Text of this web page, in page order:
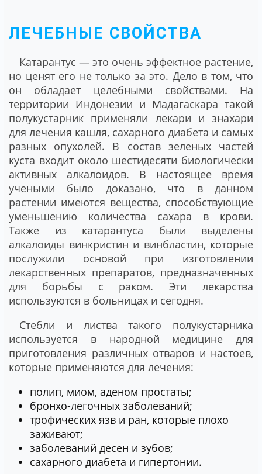
ЛЕЧЕБНЫЕ СВОЙСТВА
Катарантус ― это очень эффектное растение,
но ценят его не только за это. Дело в том, что
он обладает целебными свойствами. На
территории Индонезии и Мадагаскара такой
полукустарник применяли лекари и знахари
для лечения кашля, сахарного диабета и самых
разных опухолей. В состав зеленых частей
куста входит около шестидесяти биологически
активных алкалоидов. В настоящее время
учеными было доказано, что в данном
растении имеются вещества, способствующие
уменьшению количества сахара в крови.
Также из катарантуса были выделены
алкалоиды винкристин и винбластин, которые
послужили основой при изготовлении
лекарственных препаратов, предназначенных
для борьбы с раком. Эти лекарства
используются в больницах и сегодня.
Стебли и листва такого полукустарника
используется в народной медицине для
приготовления различных отваров и настоев,
которые применяются для лечения:
полип, миом, аденом простаты;
бронхо-легочных заболеваний;
трофических язв и ран, которые плохо
заживают;
заболеваний десен и зубов;
сахарного диабета и гипертонии.